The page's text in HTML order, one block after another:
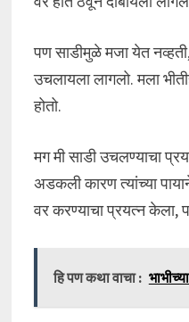
पण साडीमुळे मजा येत
उचलायला लागलो. मला
होतो.
मग मी साडी उचलण्याचा
अडकली कारण त्यांच्या
वर करण्याचा प्रयत्न केला,
हि पण कथा वाचा :